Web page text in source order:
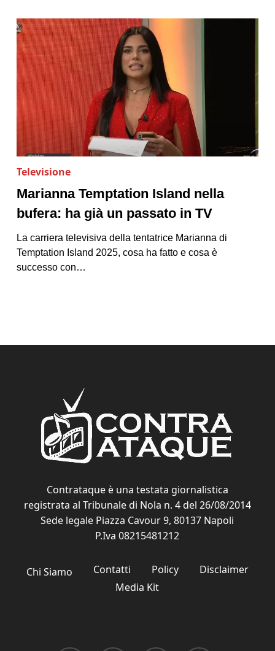
Televisione
Marianna Temptation Island nella
bufera: ha già un passato in TV
La carriera televisiva della tentatrice Marianna di
Temptation Island 2025, cosa ha fatto e cosa è
successo con…
Contrataque è una testata giornalistica
registrata al Tribunale di Nola n. 4 del 26/08/2014
Sede legale Piazza Cavour 9, 80137 Napoli
P.Iva 08215481212
Chi Siamo Contatti Policy
Disclaimer
Media Kit